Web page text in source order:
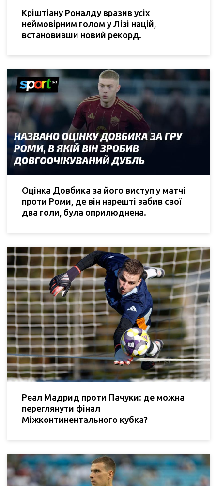
Кріштіану Роналду вразив усіх
неймовірним голом у Лізі націй,
встановивши новий рекорд.
Оцінка Довбика за його виступ у матчі
проти Роми, де він нарешті забив свої
два голи, була оприлюднена.
Реал Мадрид проти Пачуки: де можна
переглянути фінал
Міжконтинентального кубка?